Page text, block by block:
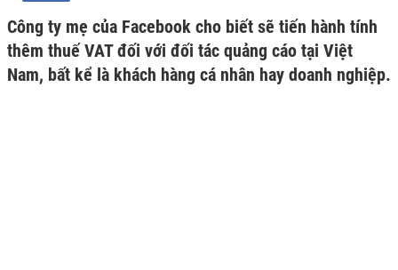
Công ty mẹ của Facebook cho biết sẽ tiến hành tính
thêm thuế VAT đối với đối tác quảng cáo tại Việt
Nam, bất kể là khách hàng cá nhân hay doanh nghiệp.